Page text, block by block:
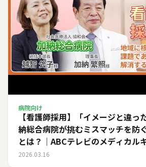
病院向け
【看護師採用】「イメージと違っ
納総合病院が挑むミスマッチを防
とは？｜ABCテレビのメディカル
2026.03.16